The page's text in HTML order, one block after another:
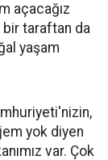
açacağız
bir taraftan da
yaşam
yok diyen
var. Çok